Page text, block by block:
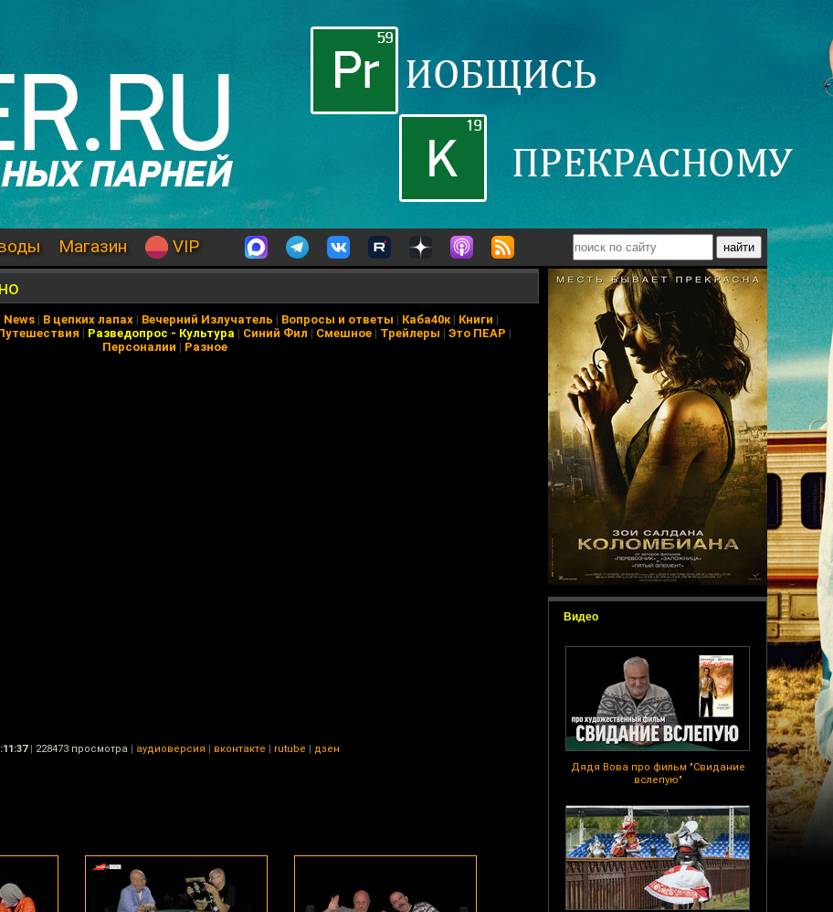
Магазин VIP
Видео
Дядя Вова про фильм "Свидание
вслепую"
News | В цепких лапах | Вечерний Излучатель | Вопросы и ответы | Каба40к| Книги |
| Разведопрос - Культура | Синий Фил | Смешное| Трейлеры | Это ПЕАР |
Персоналии | Разное
| 228473 просмотра | аудиоверсия | вконтакте | rutube | дзен